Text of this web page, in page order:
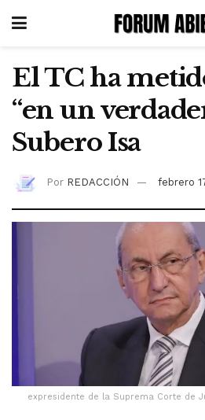
El TC ha
“en un
Subero Isa
Por REDACCIÓN febrero
expresidente de la Suprema Corte de